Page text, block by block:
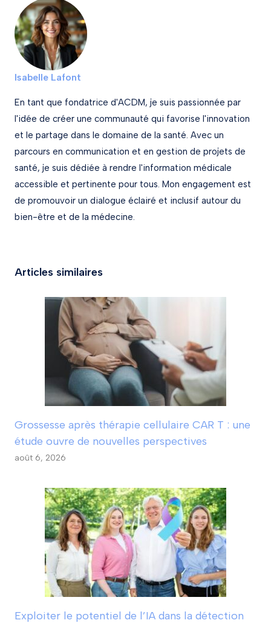
Isabelle Lafont
En tant que fondatrice d'ACDM, je suis passionnée par
l'idée de créer une communauté qui favorise l'innovation
et le partage dans le domaine de la santé. Avec un
parcours en communication et en gestion de projets de
santé, je suis dédiée à rendre l'information médicale
accessible et pertinente pour tous. Mon engagement est
de promouvoir un dialogue éclairé et inclusif autour du
bien-être et de la médecine.
Articles similaires
Grossesse après thérapie cellulaire CAR T : une
étude ouvre de nouvelles perspectives
août 6, 2026
Exploiter le potentiel de l’IA dans la détection